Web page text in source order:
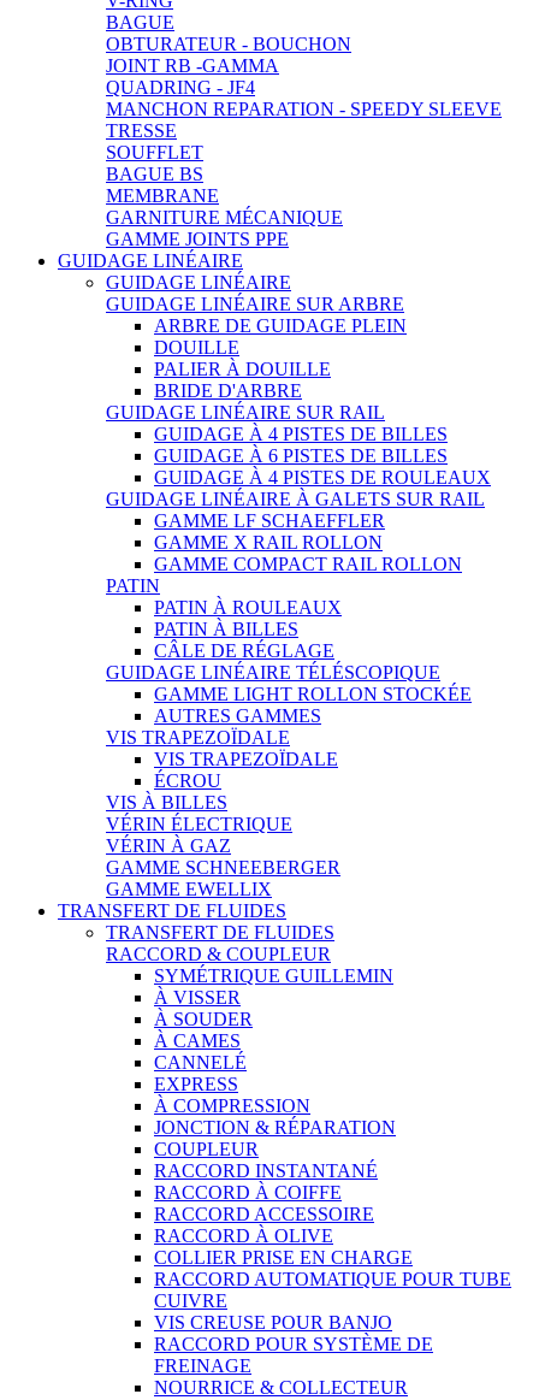
BAGUE
OBTURATEUR - BOUCHON
JOINT RB -GAMMA
QUADRING - JF4
MANCHON REPARATION - SPEEDY SLEEVE
TRESSE
SOUFFLET
BAGUE BS
MEMBRANE
GARNITURE MÉCANIQUE
GAMME JOINTS PPE
GUIDAGE LINÉAIRE
GUIDAGE LINÉAIRE
GUIDAGE LINÉAIRE SUR ARBRE
ARBRE DE GUIDAGE PLEIN
DOUILLE
PALIER À DOUILLE
BRIDE D'ARBRE
GUIDAGE LINÉAIRE SUR RAIL
GUIDAGE À 4 PISTES DE BILLES
GUIDAGE À 6 PISTES DE BILLES
GUIDAGE À 4 PISTES DE ROULEAUX
GUIDAGE LINÉAIRE À GALETS SUR RAIL
GAMME LF SCHAEFFLER
GAMME X RAIL ROLLON
GAMME COMPACT RAIL ROLLON
PATIN
PATIN À ROULEAUX
PATIN À BILLES
CÂLE DE RÉGLAGE
GUIDAGE LINÉAIRE TÉLÉSCOPIQUE
GAMME LIGHT ROLLON STOCKÉE
AUTRES GAMMES
VIS TRAPEZOÏDALE
VIS TRAPEZOÏDALE
ÉCROU
VIS À BILLES
VÉRIN ÉLECTRIQUE
VÉRIN À GAZ
GAMME SCHNEEBERGER
GAMME EWELLIX
TRANSFERT DE FLUIDES
TRANSFERT DE FLUIDES
RACCORD & COUPLEUR
SYMÉTRIQUE GUILLEMIN
À VISSER
À SOUDER
À CAMES
CANNELÉ
EXPRESS
À COMPRESSION
JONCTION & RÉPARATION
COUPLEUR
RACCORD INSTANTANÉ
RACCORD À COIFFE
RACCORD ACCESSOIRE
RACCORD À OLIVE
COLLIER PRISE EN CHARGE
RACCORD AUTOMATIQUE POUR TUBE
CUIVRE
VIS CREUSE POUR BANJO
RACCORD POUR SYSTÈME DE
FREINAGE
NOURRICE & COLLECTEUR